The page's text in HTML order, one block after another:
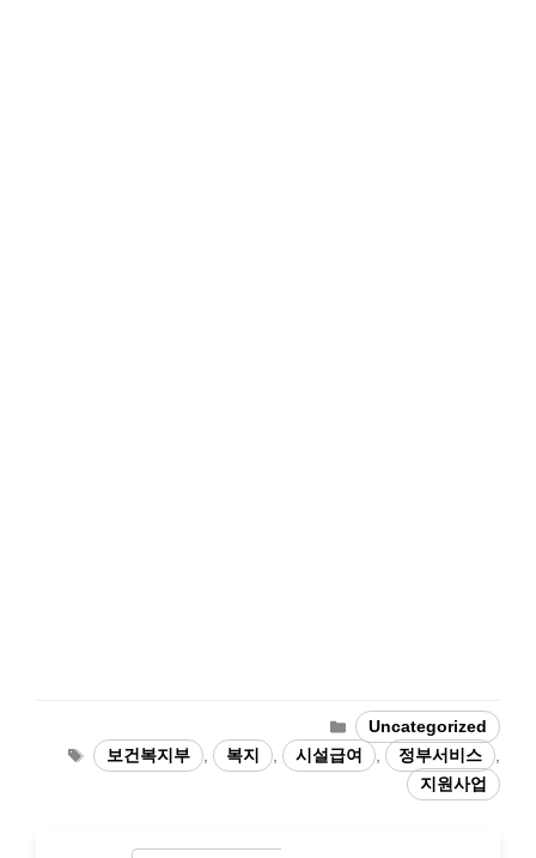
Categories
Uncategorized
Tags보건복지부 , 복지 , 시설급여 , 정부서비스
,
지원사업